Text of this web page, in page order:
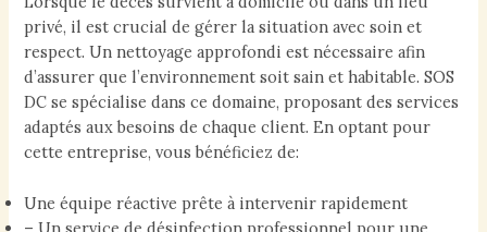
privé, il est crucial de gérer la situation avec soin et
respect. Un nettoyage approfondi est nécessaire afin
d’assurer que l’environnement soit sain et habitable. SOS
DC se spécialise dans ce domaine, proposant des services
adaptés aux besoins de chaque client. En optant pour
cette entreprise, vous bénéficiez de:
Une équipe réactive prête à intervenir rapidement
– Un service de désinfection professionnel pour une